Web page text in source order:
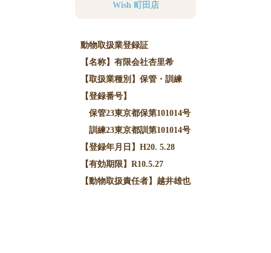
Wish 町田店
動物取扱業登録証
【名称】有限会社杏里希
【取扱業種別】保管・訓練
【登録番号】
保管23東京都保第101014号
訓練23東京都訓第101014号
【登録年月日】H20. 5.28
【有効期限】R10.5.27
【動物取扱責任者】越井雄也